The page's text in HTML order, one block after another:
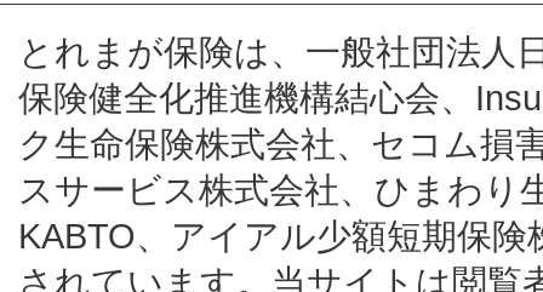
とれまが保険は、一般社団法人
保険健全化推進機構結心会、
ク生命保険株式会社、セコム損
スサービス株式会社、ひまわり
KABTO、アイアル少額短期保
されています。当サイトは閲覧